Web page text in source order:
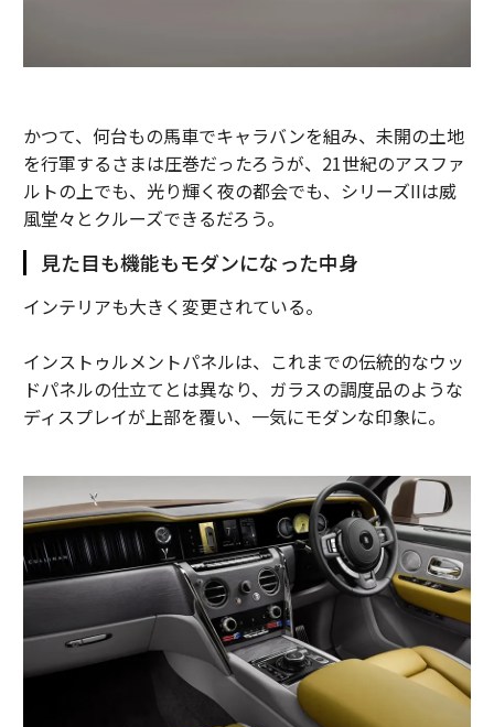
かつて、何台もの馬車でキャラバンを組み、未開の土地
を行軍するさまは圧巻だったろうが、21世紀のアスファ
ルトの上でも、光り輝く夜の都会でも、シリーズIIは威
風堂々とクルーズできるだろう。
見た目も機能もモダンになった中身
インテリアも大きく変更されている。
インストゥルメントパネルは、これまでの伝統的なウッ
ドパネルの仕立てとは異なり、ガラスの調度品のような
ディスプレイが上部を覆い、一気にモダンな印象に。